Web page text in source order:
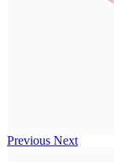
Previous Next